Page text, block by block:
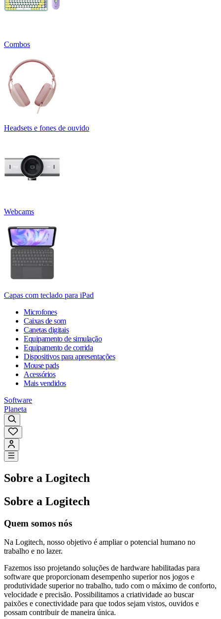
Combos
Headsets e fones de ouvido
Webcams
Capas com teclado para iPad
Microfones
Caixas de som
Canetas digitais
Equipamento de simulação
Equipamento de corrida
Dispositivos para apresentações
Mouse pads
Acessórios
Mais vendidos
Software
Planeta
Sobre a Logitech
Sobre a Logitech
Quem somos nós
Na Logitech, nosso objetivo é ampliar o potencial humano no
trabalho e no lazer.
Fazemos isso projetando soluções de hardware habilitadas para
software que proporcionam desempenho superior nos jogos e
produtividade superior no trabalho, tudo com o máximo de conforto,
velocidade e precisão. Possibilitamos a criatividade ao buscar
paixões e conectividade para que todos sejam vistos, ouvidos e
possam contribuir de maneira única.